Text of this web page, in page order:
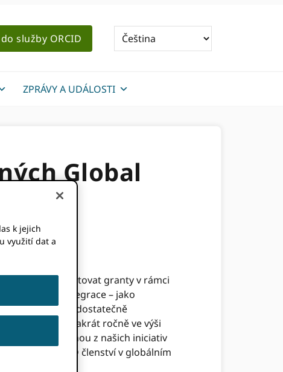
služby ORCID
ZPRÁVY A UDÁLOSTI
Global
(GPF) poskytovat granty v rámci
a Technická integrace – jako
ORCID v nedostatečně
udělovány dvakrát ročně ve výši
GPF je jednou z našich iniciativ
se zvýšil ORCID členství v globálním
k jejich
využití dat a